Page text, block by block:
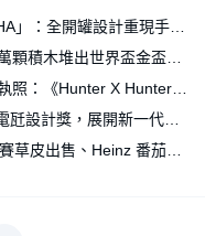
」：全開罐設計重現手打
積木堆出世界盃金盃，
照：《Hunter X Hunter》
設計獎，展開新一代設
草皮出售、Heinz 番茄醬